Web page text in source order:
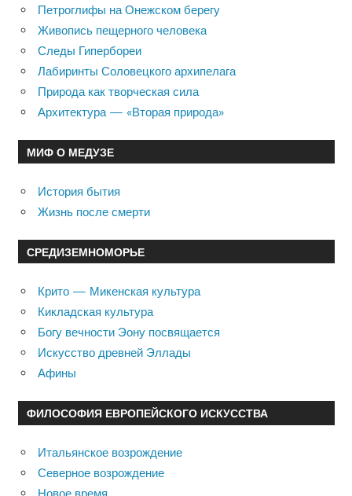
Петроглифы на Онежском берегу
Живопись пещерного человека
Следы Гипербореи
Лабиринты Соловецкого архипелага
Природа как творческая сила
Архитектура — «Вторая природа»
МИФ О МЕДУЗЕ
История бытия
Жизнь после смерти
СРЕДИЗЕМНОМОРЬЕ
Крито — Микенская культура
Кикладская культура
Богу вечности Эону посвящается
Искусство древней Эллады
Афины
ФИЛОСОФИЯ ЕВРОПЕЙСКОГО ИСКУССТВА
Итальянское возрождение
Северное возрождение